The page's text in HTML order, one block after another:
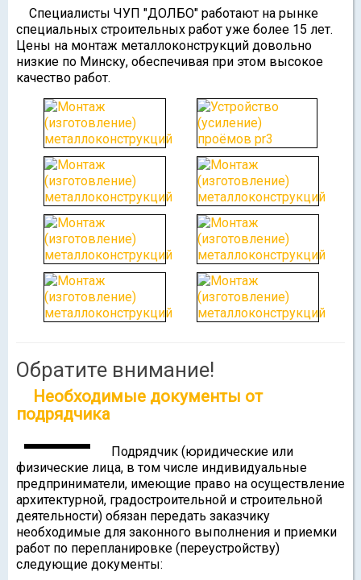
Специалисты ЧУП "ДОЛБО" работают на рынке
специальных строительных работ уже более 15 лет.
Цены на монтаж металлоконструкций довольно
низкие по Минску, обеспечивая при этом высокое
качество работ.
Обратите внимание!
Необходимые документы от
подрядчика
Подрядчик (юридические или
физические лица, в том числе индивидуальные
предприниматели, имеющие право на осуществление
архитектурной, градостроительной и строительной
деятельности) обязан передать заказчику
необходимые для законного выполнения и приемки
работ по перепланировке (переустройству)
следующие документы: